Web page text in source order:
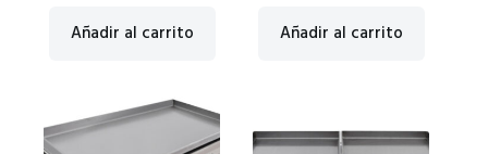
Añadir al carrito Añadir al carrito